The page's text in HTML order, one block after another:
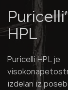
HPL
Puricelli HPL je
izdelan iz